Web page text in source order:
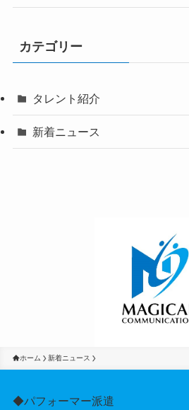
カテゴリー
タレント紹介
新着ニュース
ホーム 新着ニュース
◆パフォーマー派遣